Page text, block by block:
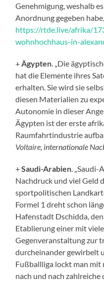
Genehmigung, weshalb
Anordnung gegeben
https://rtde.live/afrika/
wohnhochhaus-in-
+ Ägypten . „Die
hat die Elemente ihres
erhalten. Sie wird sie
diesen Materialien zu
Autonomie in dieser
Ägypten ist der erste
Raumfahrtindustrie
Voltaire, internationale
+Saudi-Arabien .
Nachdruck und viel Geld
sportpolitischen
Formel 1 dreht schon
Hafenstadt Dschidda,
Etablierung einer mit
Gegenveranstaltung zur
durcheinander gewirbelt
Fußballliga lockt man mit
nach und nach